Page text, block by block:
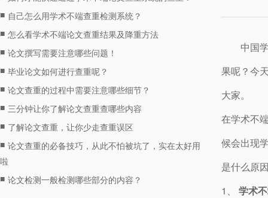
■ 自己怎么用学术不端查重检测系统？
■ 怎么看学术不端论文查重结果及降重方法
■ 论文撰写需要注意哪些问题！
■ 毕业论文如何进行查重呢？
■ 论文查重的过程中需要注意哪些细节？
■ 三分钟让你了解论文查重查哪些内容
■ 了解论文查重，让你少走查重误区
■ 论文查重的必备技巧，从此不怕被坑了，实在太好用
啦
■ 论文检测一般检测哪些部分的内容？
中国
果呢？今
大家。
在学术不
候会出现
是什么原
1、
学术